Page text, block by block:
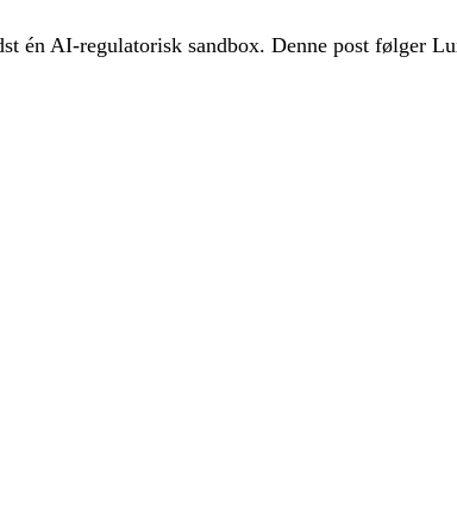
én AI-regulatorisk sandbox. Denne post følger